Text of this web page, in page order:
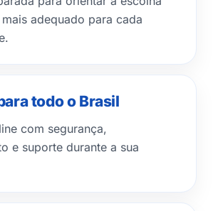
adequado para cada
todo o Brasil
com segurança,
e suporte durante a sua